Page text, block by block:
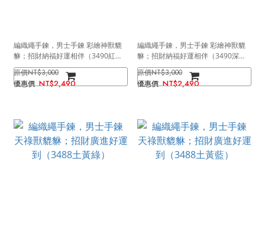
編織繩手鍊，男士手鍊 彩繪神獸貔
貅；招財納福好運相伴（3490紅
色）
NT$3,000
NT$2,490
編織繩手鍊，男士手鍊 彩繪神獸貔
貅；招財納福好運相伴（3490深
咖）
NT$3,000
NT$2,490